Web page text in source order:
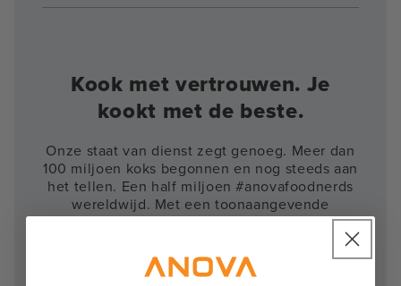
Kook met vertrouwen. Je
kookt met de beste.
Onze staat van dienst zegt genoeg. Meer dan
100 miljoen koks begonnen en nog steeds aan
het tellen. Een half miljoen #anovafoodnerds
wereldwijd. Met een toonaangevende
garantie van 2 jaar is de Anova Precision
Cooker de enige sous vide die je nodig hebt.
Punt uit.